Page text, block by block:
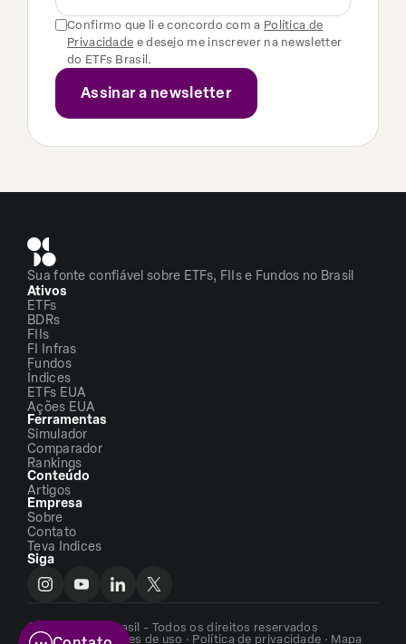
Confirmo que li e concordo com a Política de
Privacidade e desejo me inscrever na newsletter
do ETFs Brasil.
Sua fonte confiável sobre ETFs, FIIs e Fundos no Brasil
Ativos
ETFs
BDRs
FIIs
FI Infras
Fundos
Índices
ETFs EUA
Ações EUA
Ferramentas
Simulador
Comparador
Rankings
Conteúdo
Artigos
Empresa
Sobre
Contato
Teva Indices
Siga
©2026 - ETFs Brasil - Todos os direitos reservados
Termos e condições de uso · Política de privacidade · Mapa